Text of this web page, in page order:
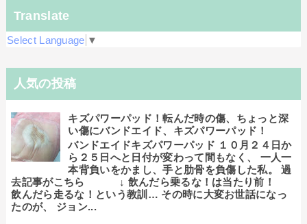
Translate
Select Language ▼
人気の投稿
キズパワーパッド！転んだ時の傷、ちょっと深
い傷にバンドエイド、キズパワーパッド！
バンドエイドキズパワーパッド １０月２４日か
ら２５日へと日付が変わって間もなく、 一人一
本背負いをかまし、手と肋骨を負傷した私。 過
去記事がこちら ↓ 飲んだら乗るな！は当たり前！
飲んだら走るな！という教訓… その時に大変お世話になっ
たのが、 ジョン...